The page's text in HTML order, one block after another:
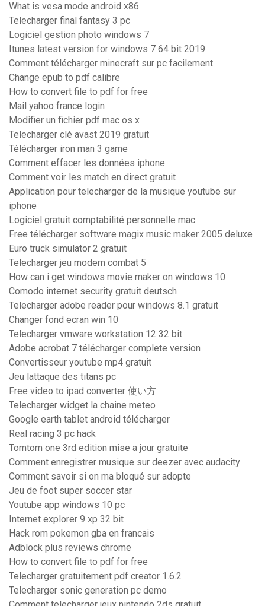
What is vesa mode android x86
Telecharger final fantasy 3 pc
Logiciel gestion photo windows 7
Itunes latest version for windows 7 64 bit 2019
Comment télécharger minecraft sur pc facilement
Change epub to pdf calibre
How to convert file to pdf for free
Mail yahoo france login
Modifier un fichier pdf mac os x
Telecharger clé avast 2019 gratuit
Télécharger iron man 3 game
Comment effacer les données iphone
Comment voir les match en direct gratuit
Application pour telecharger de la musique youtube sur
iphone
Logiciel gratuit comptabilité personnelle mac
Free télécharger software magix music maker 2005 deluxe
Euro truck simulator 2 gratuit
Telecharger jeu modern combat 5
How can i get windows movie maker on windows 10
Comodo internet security gratuit deutsch
Telecharger adobe reader pour windows 8.1 gratuit
Changer fond ecran win 10
Telecharger vmware workstation 12 32 bit
Adobe acrobat 7 télécharger complete version
Convertisseur youtube mp4 gratuit
Jeu lattaque des titans pc
Free video to ipad converter 使い方
Telecharger widget la chaine meteo
Google earth tablet android télécharger
Real racing 3 pc hack
Tomtom one 3rd edition mise a jour gratuite
Comment enregistrer musique sur deezer avec audacity
Comment savoir si on ma bloqué sur adopte
Jeu de foot super soccer star
Youtube app windows 10 pc
Internet explorer 9 xp 32 bit
Hack rom pokemon gba en francais
Adblock plus reviews chrome
How to convert file to pdf for free
Telecharger gratuitement pdf creator 1.6.2
Telecharger sonic generation pc demo